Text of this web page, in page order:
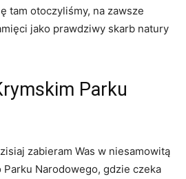
tam otoczyliśmy, na zawsze
jako prawdziwy skarb natury
Parku
zabieram Was w niesamowitą
Narodowego, gdzie czeka